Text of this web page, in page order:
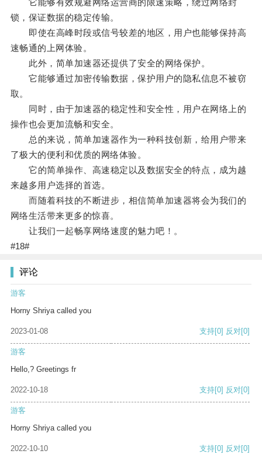
它能够有效规避网络运营商的限速策略，绕过网络封
锁，保证数据的稳定传输。
即使在高峰时段或信号较差的地区，用户也能够保持高
速畅通的上网体验。
此外，简单加速器还提供了安全的网络保护。
它能够通过加密传输数据，保护用户的隐私信息不被窃
取。
同时，由于加速器的稳定性和安全性，用户在网络上的
操作也会更加流畅和安全。
总的来说，简单加速器作为一种科技创新，给用户带来
了极大的便利和优质的网络体验。
它的简单操作、高速稳定以及数据安全的特点，成为越
来越多用户选择的首选。
而随着科技的不断进步，相信简单加速器将会为我们的
网络生活带来更多的惊喜。
让我们一起畅享网络速度的魅力吧！。
#18#
评论
游客
Horny Shriya called you
2023-01-08 支持[0] 反对[0]
游客
Hello,? Greetings fr
2022-10-18 支持[0] 反对[0]
游客
Horny Shriya called you
2022-10-10 支持[0] 反对[0]